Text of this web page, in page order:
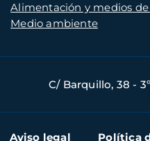
Alimentación y medios
Medio ambiente
C/ Barquillo, 38 -
Aviso legal Política